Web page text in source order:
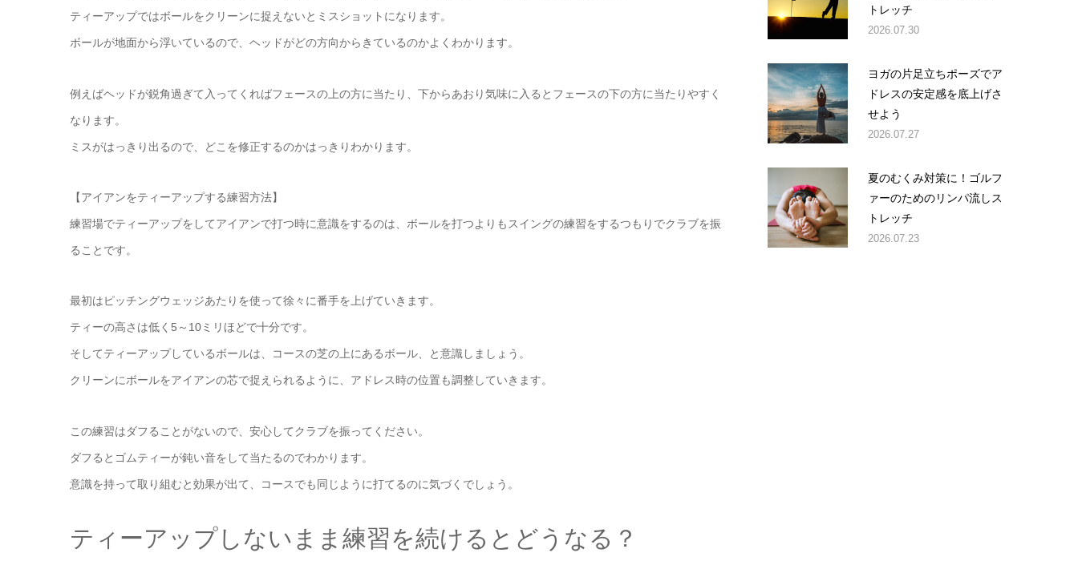
ティーアップではボールをクリーンに捉えないとミスショットになります。
ボールが地面から浮いているので、ヘッドがどの方向からきているのかよくわかります。
例えばヘッドが鋭角過ぎて入ってくればフェースの上の方に当たり、下からあおり気味に入るとフェースの下の方に当たりやすく
なります。
ミスがはっきり出るので、どこを修正するのかはっきりわかります。
【アイアンをティーアップする練習方法】
練習場でティーアップをしてアイアンで打つ時に意識をするのは、ボールを打つよりもスイングの練習をするつもりでクラブを振
ることです。
最初はピッチングウェッジあたりを使って徐々に番手を上げていきます。
ティーの高さは低く5～10ミリほどで十分です。
そしてティーアップしているボールは、コースの芝の上にあるボール、と意識しましょう。
クリーンにボールをアイアンの芯で捉えられるように、アドレス時の位置も調整していきます。
この練習はダフることがないので、安心してクラブを振ってください。
ダフるとゴムティーが鈍い音をして当たるのでわかります。
意識を持って取り組むと効果が出て、コースでも同じように打てるのに気づくでしょう。
ティーアップしないまま練習を続けるとどうなる？
トレッチ
2026.07.30
ヨガの片足立ちポーズでア
ドレスの安定感を底上げさ
せよう
2026.07.27
夏のむくみ対策に！ゴルフ
ァーのためのリンパ流しス
トレッチ
2026.07.23